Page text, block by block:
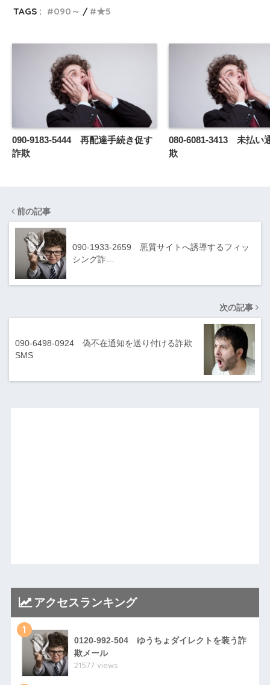
TAGS :
090～ ★5
090-9183-5444 再配達手続き促す
詐欺
080-6081-3413 未払い
欺
前の記事
090-1933-2659 悪質サイトへ誘導するフィッ
シング詐…
次の記事
090-6498-0924 偽不在通知を送り付ける詐欺
SMS
アクセスランキング
1
0120-992-504 ゆうちょダイレクトを装う詐
欺メール
21577 views